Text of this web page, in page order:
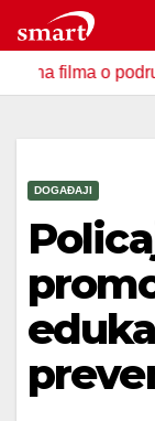
to
contento područjima
DOGAĐAJI